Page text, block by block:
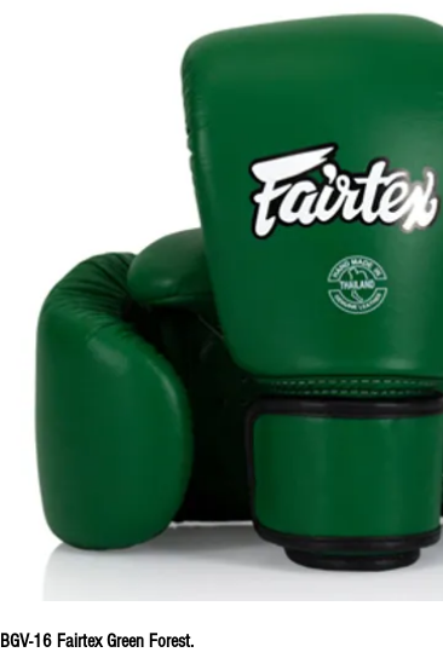
BGV-16 Fairtex Green Forest.